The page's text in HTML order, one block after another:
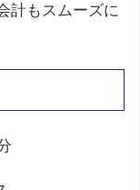
計もスムーズに